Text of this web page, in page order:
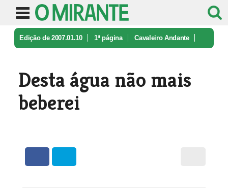
Edição de 2007.01.10 1ª página Cavaleiro Andante
Desta água não mais
beberei